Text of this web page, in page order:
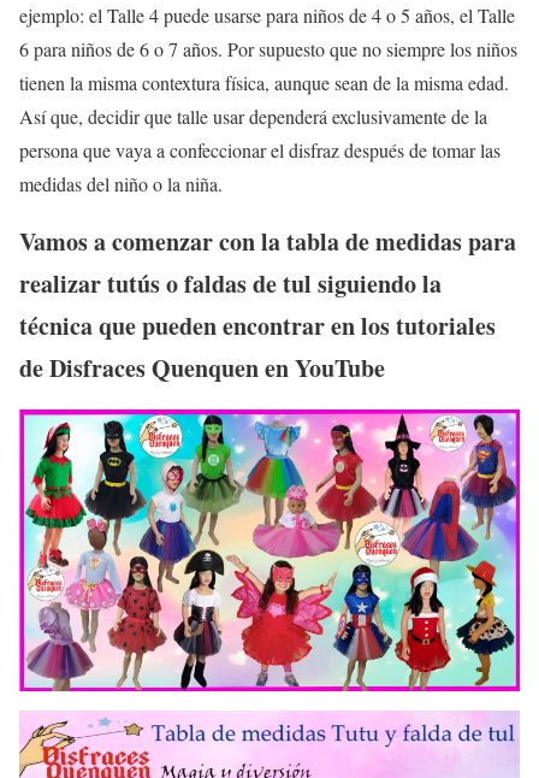
ejemplo: el Talle 4 puede usarse para niños de 4 o 5 años, el Talle
6 para niños de 6 o 7 años. Por supuesto que no siempre los niños
tienen la misma contextura física, aunque sean de la misma edad.
Así que, decidir que talle usar dependerá exclusivamente de la
persona que vaya a confeccionar el disfraz después de tomar las
medidas del niño o la niña.
Vamos a comenzar con la tabla de medidas para
realizar tutús o faldas de tul siguiendo la
técnica que pueden encontrar en los tutoriales
de Disfraces Quenquen en YouTube